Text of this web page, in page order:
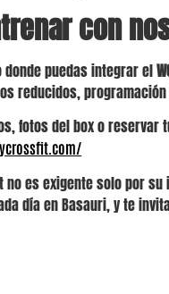
con
puedas integrar el
reducidos,
fotos del box o reservar
no es exigente solo por
día en Basauri, y te